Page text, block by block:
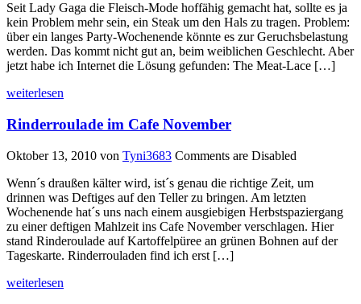
Seit Lady Gaga die Fleisch-Mode hoffähig gemacht hat, sollte es ja
kein Problem mehr sein, ein Steak um den Hals zu tragen. Problem:
über ein langes Party-Wochenende könnte es zur Geruchsbelastung
werden. Das kommt nicht gut an, beim weiblichen Geschlecht. Aber
jetzt habe ich Internet die Lösung gefunden: The Meat-Lace […]
weiterlesen
Rinderroulade im Cafe November
Oktober 13, 2010 von Tyni3683 Comments are Disabled
Wenn´s draußen kälter wird, ist´s genau die richtige Zeit, um
drinnen was Deftiges auf den Teller zu bringen. Am letzten
Wochenende hat´s uns nach einem ausgiebigen Herbstspaziergang
zu einer deftigen Mahlzeit ins Cafe November verschlagen. Hier
stand Rinderoulade auf Kartoffelpüree an grünen Bohnen auf der
Tageskarte. Rinderrouladen find ich erst […]
weiterlesen